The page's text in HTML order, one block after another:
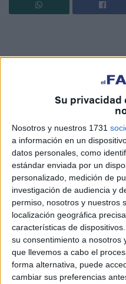
Su privacidad
Nosotros y nuestros 1731
a información en un
datos personales, como
estándar enviada por un
personalizado, medición de
investigación de audiencia y
permiso, nosotros y nuestros
localización geográfica
características de
su consentimiento a nosotros
que llevemos a cabo el
forma alternativa, puede
cambiar sus preferencias
Posts
con
HACE 1 MINUTO
Las fragatas
Ceuta para
HACE 18 MINUTOS
AUME
material
Ceuta
HACE 1 HORA